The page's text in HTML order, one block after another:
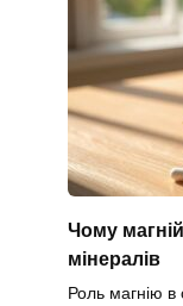
Чому
мінералів
Роль магнію в